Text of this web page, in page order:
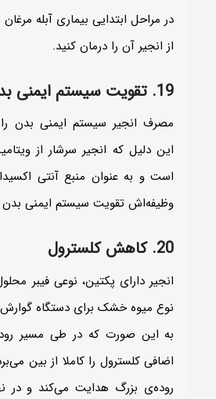
در مراحل ابتدایی بیماری آبله مرغان
از انجیر آن را درمان کنید.
19. تقویت سیستم ایمنی بدن
مصرف انجیر سیستم ایمنی بدن
این دلیل که انجیر سرشار از
است و به عنوان منبع آنتی
وظیفه‌اش تقویت سیستم ایمنی
20. کاهش کلسترول
انجیر دارای پکتین، نوعی فیبر
نوع میوه خشک برای دستگاه
به این صورت که در طی مسیر
اضافی کلسترول را کاملا از بین
روده‌ی بزرگ هدایت می‌کند و در